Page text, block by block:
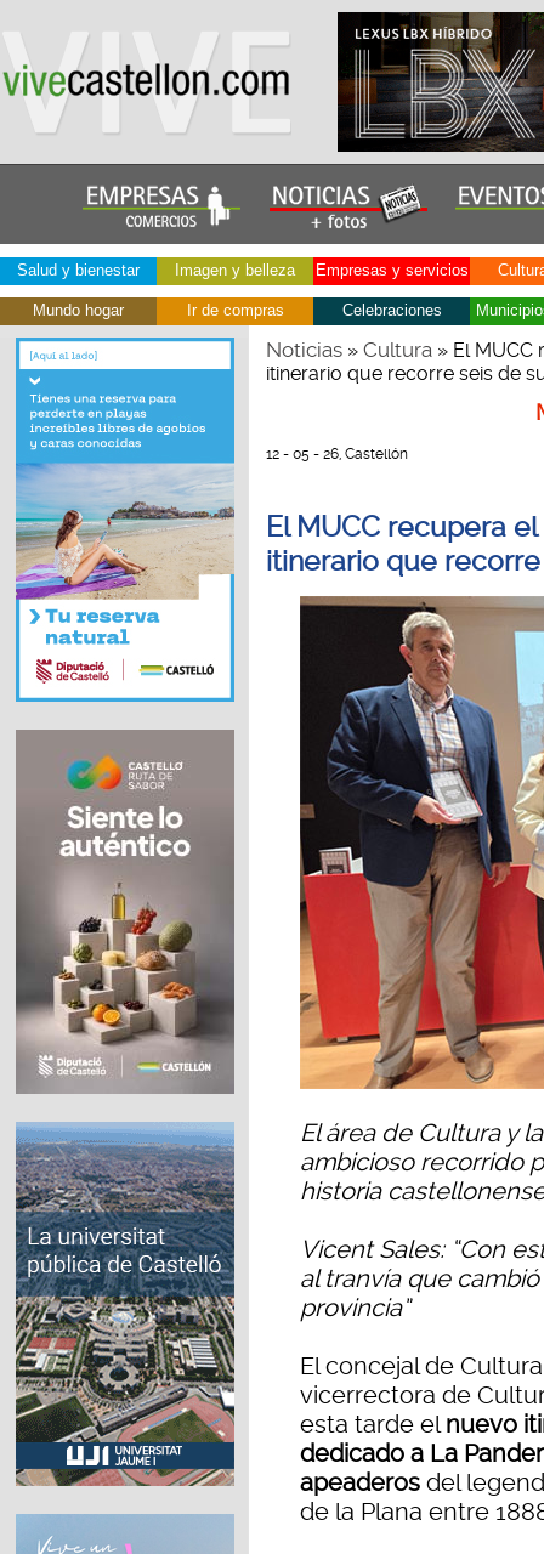
Salud y bienestar Imagen y belleza Empresas y servicios
Mundo hogar Ir de compras Celebraciones
Noticias» Cultura» El MUCC
itinerario que recorre seis de
12 - 05 - 26, Castellón
El MUCC recupera
itinerario que
El área de Cultura y
ambicioso recorrido
historia
Vicent Sales: “Con
al tranvía que
provincia”
El concejal de
vicerrectora de
esta tarde elnuevo
dedicado a La
apeaderos del
de la Plana entre